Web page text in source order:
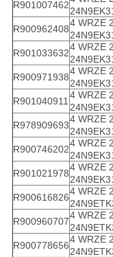
R901007462
R900962408
4 WRZE
R901033632
4 WRZE
R900971938
4 WRZE
R901040911
4 WRZE
R978909693
4 WRZE
R900746202
4 WRZE
R901021978
4 WRZE
R900616826
4 WRZE
R900960707
4 WRZE
R900778656
4 WRZE